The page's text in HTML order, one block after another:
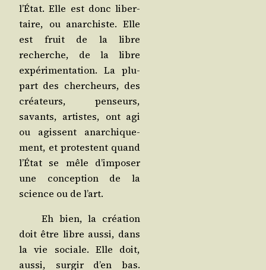
l’État. Elle est donc liber­
taire, ou anar­chiste. Elle
est fruit de la libre
recherche, de la libre
expé­ri­men­ta­tion. La plu­
part des cher­cheurs, des
créa­teurs, pen­seurs,
savants, artistes, ont agi
ou agissent anar­chi­que­
ment, et pro­testent quand
l’État se mêle d’imposer
une concep­tion de la
science ou de l’art.
Eh bien, la créa­tion
doit être libre aus­si, dans
la vie sociale. Elle doit,
aus­si, sur­gir d’en bas.